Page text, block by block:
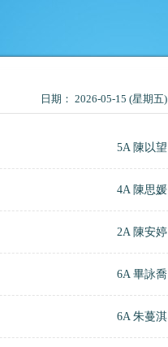
日期： 2026-05-15 (星期五)
5A 陳以望
4A 陳思媛
2A 陳安婷
6A 畢詠喬
6A 朱蔓淇